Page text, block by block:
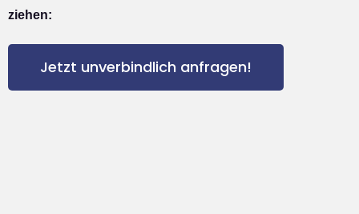
ziehen:
Jetzt unverbindlich anfragen!